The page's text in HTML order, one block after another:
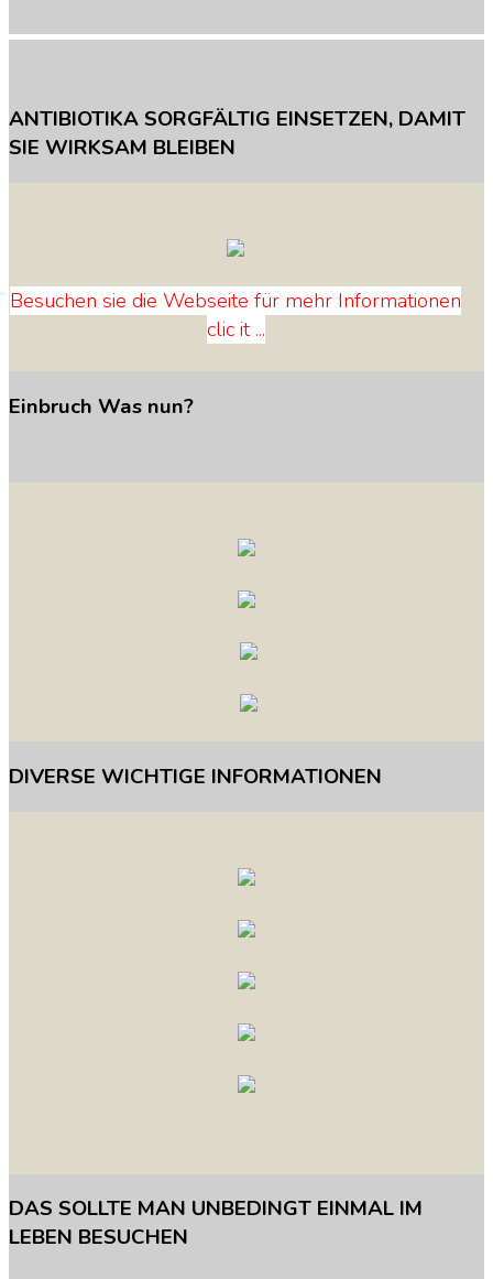
ANTIBIOTIKASORGFÄLTIG EINSETZEN, DAMIT
SIE WIRKSAM BLEIBEN
Besuchen sie die Webseite für mehr Informationen
clic it ...
Einbruch Was nun?
DIVERSE WICHTIGE INFORMATIONEN
DAS SOLLTE MAN UNBEDINGT EINMAL IM
LEBEN BESUCHEN